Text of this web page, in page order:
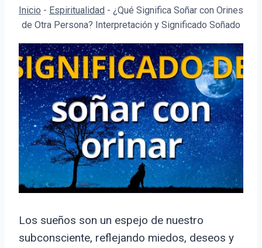
Inicio - Espiritualidad - ¿Qué Significa Soñar con Orines
de Otra Persona? Interpretación y Significado Soñado
Los sueños son un espejo de nuestro
subconsciente, reflejando miedos, deseos y